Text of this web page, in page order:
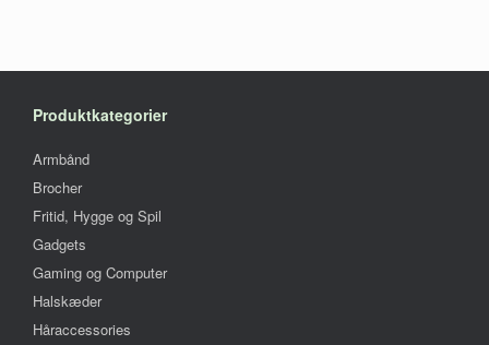
Produktkategorier
Armbånd
Brocher
Fritid, Hygge og Spil
Gadgets
Gaming og Computer
Halskæder
Håraccessories